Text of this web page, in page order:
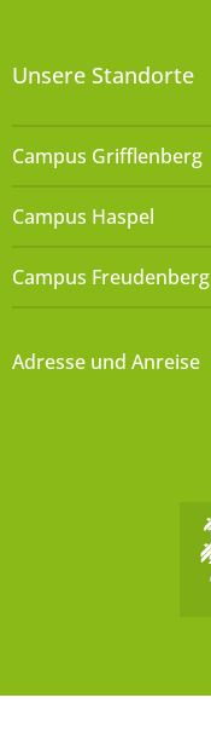
Unsere Standorte
Campus Grifflenberg
Campus Haspel
Campus Freudenberg
Adresse und Anreise